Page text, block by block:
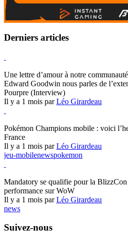
Derniers articles
Une lettre d’amour à notre
Edward Goodwin nous parles de
Pourpre (Interview)
Il y a 1 mois parLéo Girardeau
Pokémon Champions mobile : voici
France
Il y a 1 mois parLéo Girardeau
jeu-mobilenewspokemon
Mandatory se qualifie pour la BlizzCon
performance sur WoW
Il y a 1 mois parLéo Girardeau
news
Suivez-nous